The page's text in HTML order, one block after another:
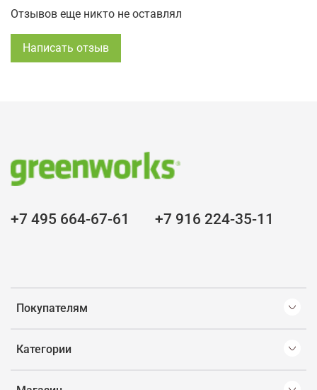
Отзывов еще никто не оставлял
Написать отзыв
Покупателям
Категории
+7 495 664-67-61 +7 916 224-35-11